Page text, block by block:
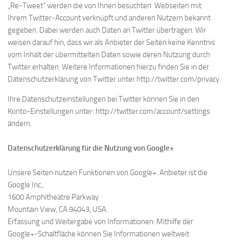
„Re-Tweet“ werden die von Ihnen besuchten Webseiten mit
Ihrem Twitter-Account verknüpft und anderen Nutzern bekannt
gegeben. Dabei werden auch Daten an Twitter übertragen. Wir
weisen darauf hin, dass wir als Anbieter der Seiten keine Kenntnis
vom Inhalt der übermittelten Daten sowie deren Nutzung durch
Twitter erhalten. Weitere Informationen hierzu finden Sie in der
Datenschutzerklärung von Twitter unter http://twitter.com/privacy.
Ihre Datenschutzeinstellungen bei Twitter können Sie in den
Konto-Einstellungen unter: http://twitter.com/account/settings
ändern.
Datenschutzerklärung für die Nutzung von Google+
Unsere Seiten nutzen Funktionen von Google+. Anbieter ist die
Google Inc.,
1600 Amphitheatre Parkway
Mountain View, CA 94043, USA.
Erfassung und Weitergabe von Informationen: Mithilfe der
Google+-Schaltfläche können Sie Informationen weltweit